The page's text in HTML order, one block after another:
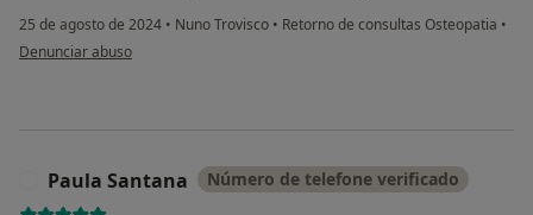
25 de agosto de 2024 • Nuno Trovisco • Retorno de consultas Osteopatia •
na opinião do utilizador Robert Mendolia
Denunciar abuso
Paula Santana Número de telefone verificado